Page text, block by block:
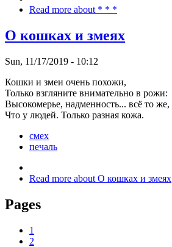
Read more about * * *
О кошках и змеях
Sun, 11/17/2019 - 10:12
Кошки и змеи очень похожи,
Только взгляните внимательно в рожи:
Высокомерье, надменность... всё то же,
Что у людей. Только разная кожа.
смех
печаль
Read more about О кошках и змеях
Pages
1
2